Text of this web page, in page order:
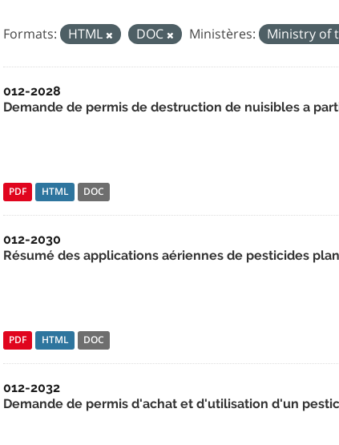
Formats: HTML DOC Ministères: Ministry of
012-2028
Demande de permis de destruction de nuisibles a
PDF HTML DOC
012-2030
Résumé des applications aériennes de pesticides
PDF HTML DOC
012-2032
Demande de permis d'achat et d'utilisation d'un